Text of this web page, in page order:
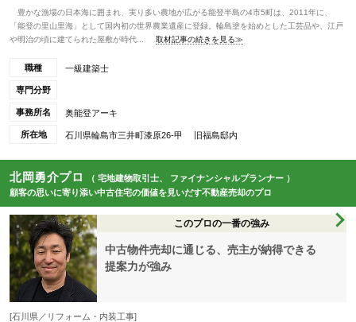
豊かな漁場の日本海に囲まれ、実り多い農地が広がる能登半島の4市5町は、2011年に、
「能登の里山里海」として国内初の世界農業遺産に登録。輪島塗を始めとした工芸品や、江戸
や明治の頃に建てられた屋敷が時代...
取材記事の続きを見る≫
職種 一級建築士
専門分野
事務所名 奥能登アーキ
所在地 石川県輪島市三井町漆原26-甲 旧福島邸内
北岡勇介プロ
（ 宅地建物取引士、 ファイナンシャルプランナー ）
顧客の思いに寄り添い中古住宅の価値を見いだす不動産売却のプロ
このプロの一番の強み
中古物件売却に通じる、売主が納得できる
提案力が強み
[石川県／リフォーム・内装工事]